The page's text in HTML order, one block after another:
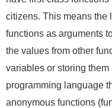
citizens. This means the
functions as arguments
the values from other
variables or storing
programming language
anonymous functions